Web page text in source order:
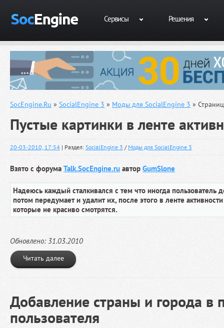
Сервисы Решения
SocEngine.Ru » SocialEngine 3 » Моды для SocialEngine 3 »
Пустые картинки в ленте
20-03-2010, 17:54 | Раздел: SocialEngine 3 / Моды для SocialEngine 3
Взято с форума Talk.SocEngine.ru автор GumSlone
Надеюсь каждый сталкивался с тем что иногда пользователь
потом передумает и удалит их, после этого в ленте
которые не красиво смотрятся.
Обновлено: 31.03.2010
Читать далее
Добавление страны и города в
пользователя